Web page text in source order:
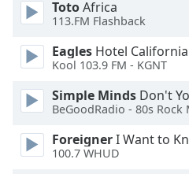
Background
Color
Opacity
Caption
Area
Background
TotoAfrica
113.FM Flashback
Eagles Hotel California
Kool 103.9 FM - KGNT
Simple Minds Don't
BeGoodRadio - 80s Rock
ForeignerI Want to
100.7 WHUD